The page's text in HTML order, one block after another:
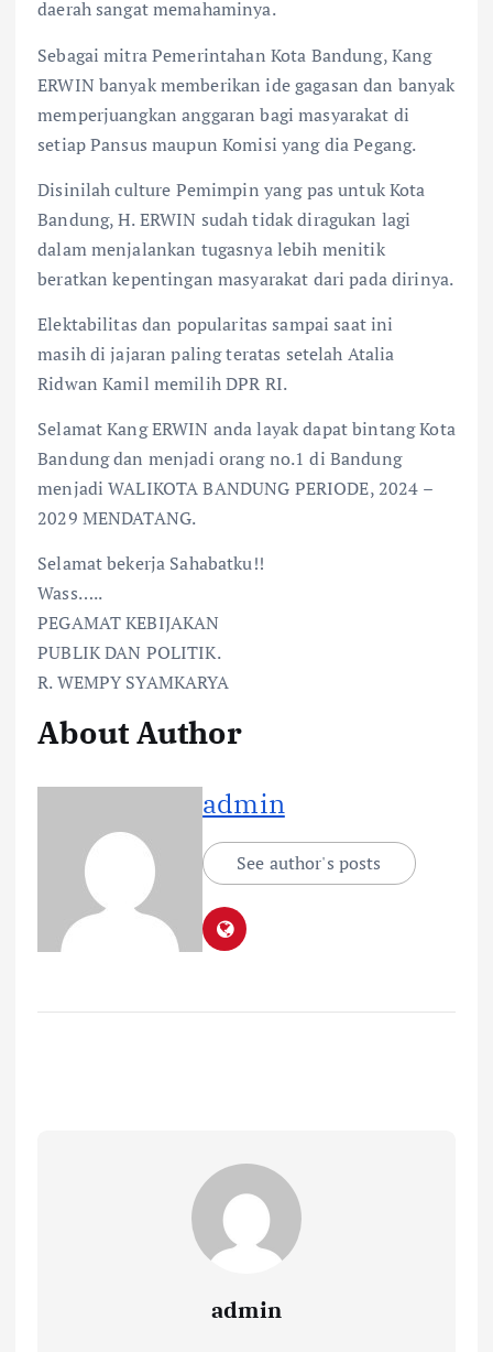
daerah sangat memahaminya.
Sebagai mitra Pemerintahan Kota Bandung, Kang
ERWIN banyak memberikan ide gagasan dan banyak
memperjuangkan anggaran bagi masyarakat di
setiap Pansus maupun Komisi yang dia Pegang.
Disinilah culture Pemimpin yang pas untuk Kota
Bandung, H. ERWIN sudah tidak diragukan lagi
dalam menjalankan tugasnya lebih menitik
beratkan kepentingan masyarakat dari pada dirinya.
Elektabilitas dan popularitas sampai saat ini
masih di jajaran paling teratas setelah Atalia
Ridwan Kamil memilih DPR RI.
Selamat Kang ERWIN anda layak dapat bintang Kota
Bandung dan menjadi orang no.1 di Bandung
menjadi WALIKOTA BANDUNG PERIODE, 2024 –
2029 MENDATANG.
Selamat bekerja Sahabatku!!
Wass…..
PEGAMAT KEBIJAKAN
PUBLIK DAN POLITIK.
R. WEMPY SYAMKARYA
About Author
admin
See author's posts
admin